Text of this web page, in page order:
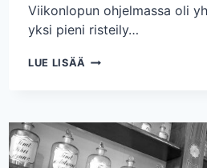
Viikonlopun ohjelmassa oli
yksi pieni risteily…
LUE LISÄÄ VIIKONLOPPU